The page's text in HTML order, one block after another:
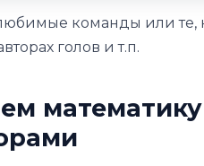
команды или те,
голов и т.п.